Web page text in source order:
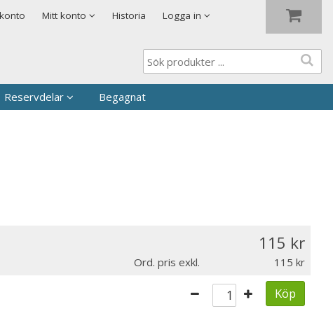
Mitt konto Historia Logga in
Reservdelar Begagnat
115
Ord. pris exkl. 115
Köp